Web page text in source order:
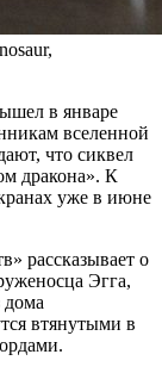
в январе
вселенной
что сиквел
дракона». К
уже в июне
рассказывает о
Эгга,
дома
втянутыми в